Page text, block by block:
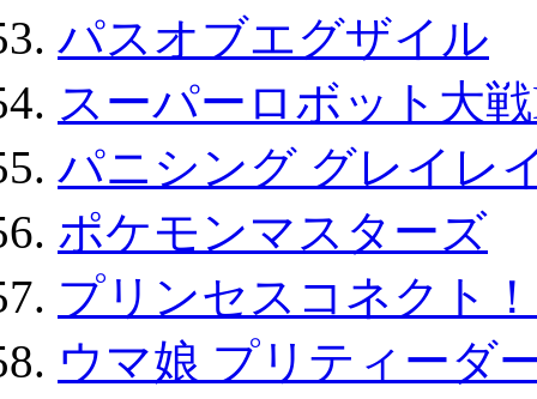
パスオブエグザイル
スーパーロボット大
パニシング グレイレ
ポケモンマスターズ
プリンセスコネクト
ウマ娘 プリティーダ